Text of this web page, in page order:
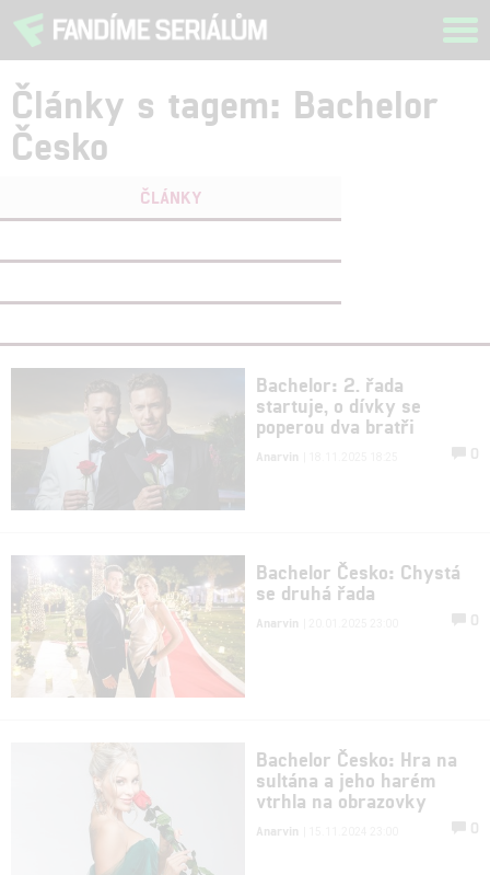
Články s tagem: Bachelor
Česko
ČLÁNKY
Bachelor: 2. řada
startuje, o dívky se
poperou dva bratři
Anarvin 0
Bachelor Česko: Chystá
se druhá řada
Anarvin 0
Bachelor Česko: Hra na
sultána a jeho harém
vtrhla na obrazovky
Anarvin 0